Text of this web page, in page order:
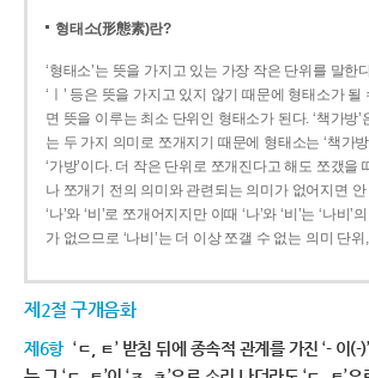
형태소(形態素)란?
‘형태소’는 뜻을 가지고 있는 가장 작은 단위를 말한
‘ㅣ’ 등은 뜻을 가지고 있지 않기 때문에 형태소가 될
면 뜻을 이루는 최소 단위인 형태소가 된다. ‘책가방’
는 두 가지 의미로 쪼개지기 때문에 형태소는 ‘책가방
‘가방’이다. 더 작은 단위로 쪼개진다고 해도 쪼갰을
나 쪼개기 전의 의미와 관련되는 의미가 없어지면 안
‘나’와 ‘비’로 쪼개어지지만 이때 ‘나’와 ‘비’는 ‘나비’
가 없으므로 ‘나비’는 더 이상 쪼갤 수 없는 의미 단
제2절 구개음화
제6항 ‘ㄷ, ㅌ’ 받침 뒤에 종속적 관계를 가진 ‘- 이(-